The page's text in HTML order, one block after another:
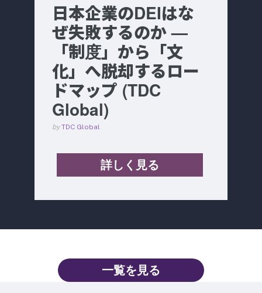
日本企業のDEIはな
ぜ失敗するのか —
「制度」から「文
化」へ脱却するロー
ドマップ (TDC
Global)
byTDC Global
詳しく見る
一覧を見る